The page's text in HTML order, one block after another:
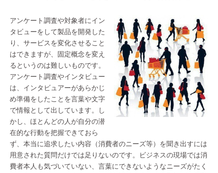
アンケート調査や対象者にイン
タビューをして製品を開発した
り、サービスを変化させること
はできますが、固定概念を変え
るというのは難しいものです。
アンケート調査やインタビュー
は、インタビュアーがあらかじ
め準備をしたことを言葉や文字
で情報として出しています。し
かし、ほとんどの人が自分の潜
在的な行動を把握できておら
ず、本当に追求したい内容（消費者のニーズ等）を聞き出すには
用意された質問だけでは足りないのです。ビジネスの現場では消
費者本人も気づいていない、言葉にできないようなニーズがたく